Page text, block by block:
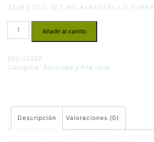
32262 ECO SET PALA+RASTRILLO SUPER
Añadir al carrito
SKU: 32262
Categoría: Actividad y Aire libre
Descripción Valoraciones (0)